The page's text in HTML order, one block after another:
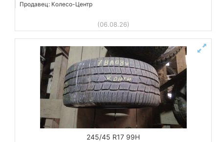
Продавец: Колесо-Центр
(06.08.26)
245/45 R17 99H